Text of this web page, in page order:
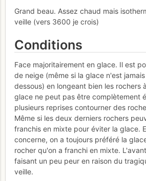
Grand beau. Assez chaud mais
veille (vers 3600 je crois)
Conditions
Face majoritairement en glace. Il est
de neige (même si la glace n'est
dessous) en longeant bien les rochers
glace ne peut pas être complètement
plusieurs reprises contourner des
Même si les deux derniers rochers
franchis en mixte pour éviter la glace.
concerne, on a toujours préféré la
rocher qu'on a franchi en mixte.
faisant un peu peur en raison du
veille.